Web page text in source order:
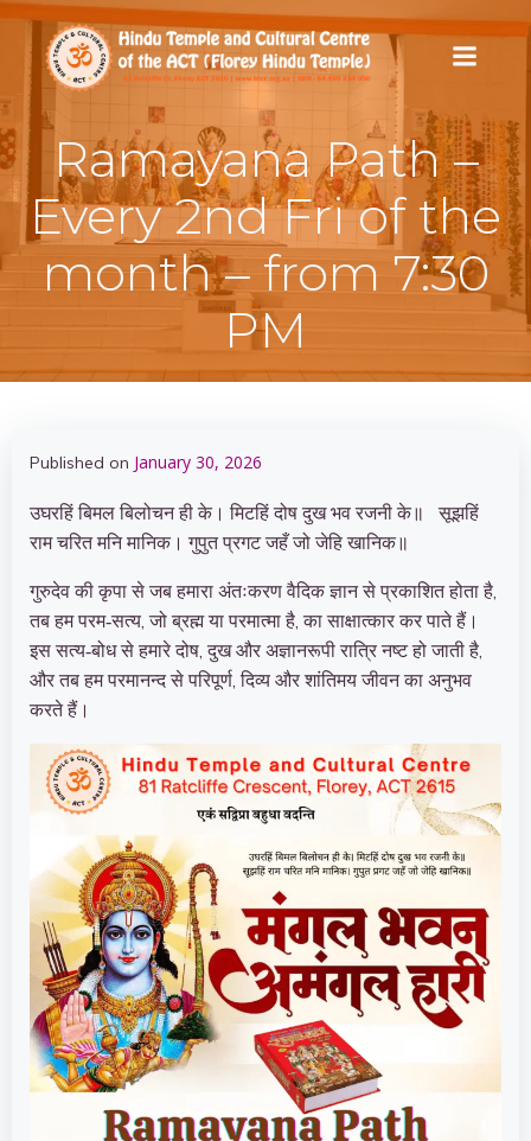
Skip
to
content
Ramayana Path –
Every 2nd Fri of the
month – from 7:30
PM
Published on January 30, 2026
उघरहिं बिमल बिलोचन ही के। मिटहिं दोष दुख भव रजनी के॥ सूझहिं
राम चरित मनि मानिक। गुपुत प्रगट जहँ जो जेहि खानिक॥
गुरुदेव की कृपा से जब हमारा अंतःकरण वैदिक ज्ञान से प्रकाशित होता है,
तब हम परम‑सत्य, जो ब्रह्म या परमात्मा है, का साक्षात्कार कर पाते हैं।
इस सत्य‑बोध से हमारे दोष, दुख और अज्ञानरूपी रात्रि नष्ट हो जाती है,
और तब हम परमानन्द से परिपूर्ण, दिव्य और शांतिमय जीवन का अनुभव
करते हैं।